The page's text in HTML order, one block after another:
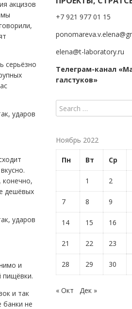
акцизов
мы
серьёзно
ударов
конечно,
дешёвых
ударов
и
пищёвки.
и так
банки не
+7 921 977 01 15
elena@t-laboratory.ru
Телеграм-канал
галстуков»
Ноябрь 2022
Пн Вт Ср
1 2
7 8 9
14 15 16
21 22 23
28 29 30
« Окт Дек »